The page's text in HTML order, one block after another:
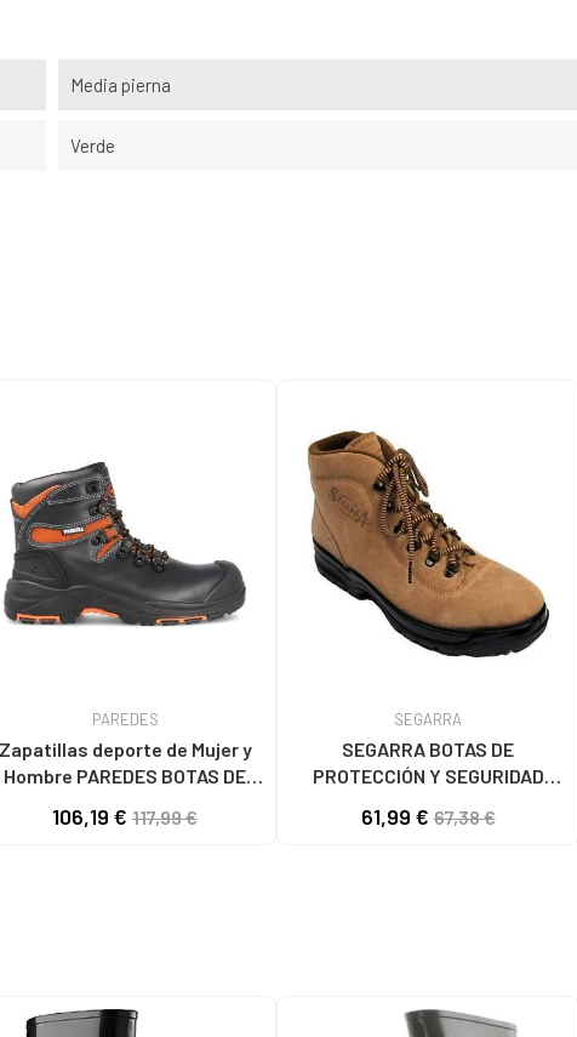
Media pierna
Verde
PAREDES
Zapatillas deporte de Mujer y
Hombre PAREDES BOTAS DE
NEGRO NEGRO
106,19 € 117,99 €
SEGARRA
SEGARRA BOTAS DE
PROTECCIÓN Y SEGURIDAD
61,99 €67,38 €